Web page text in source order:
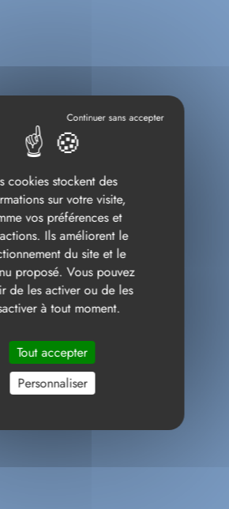
cookies stockent des
sur votre visite,
vos préférences et
Ils améliorent le
du site et le
proposé. Vous pouvez
de les activer ou de les
à tout moment.
Tout accepter
Personnaliser